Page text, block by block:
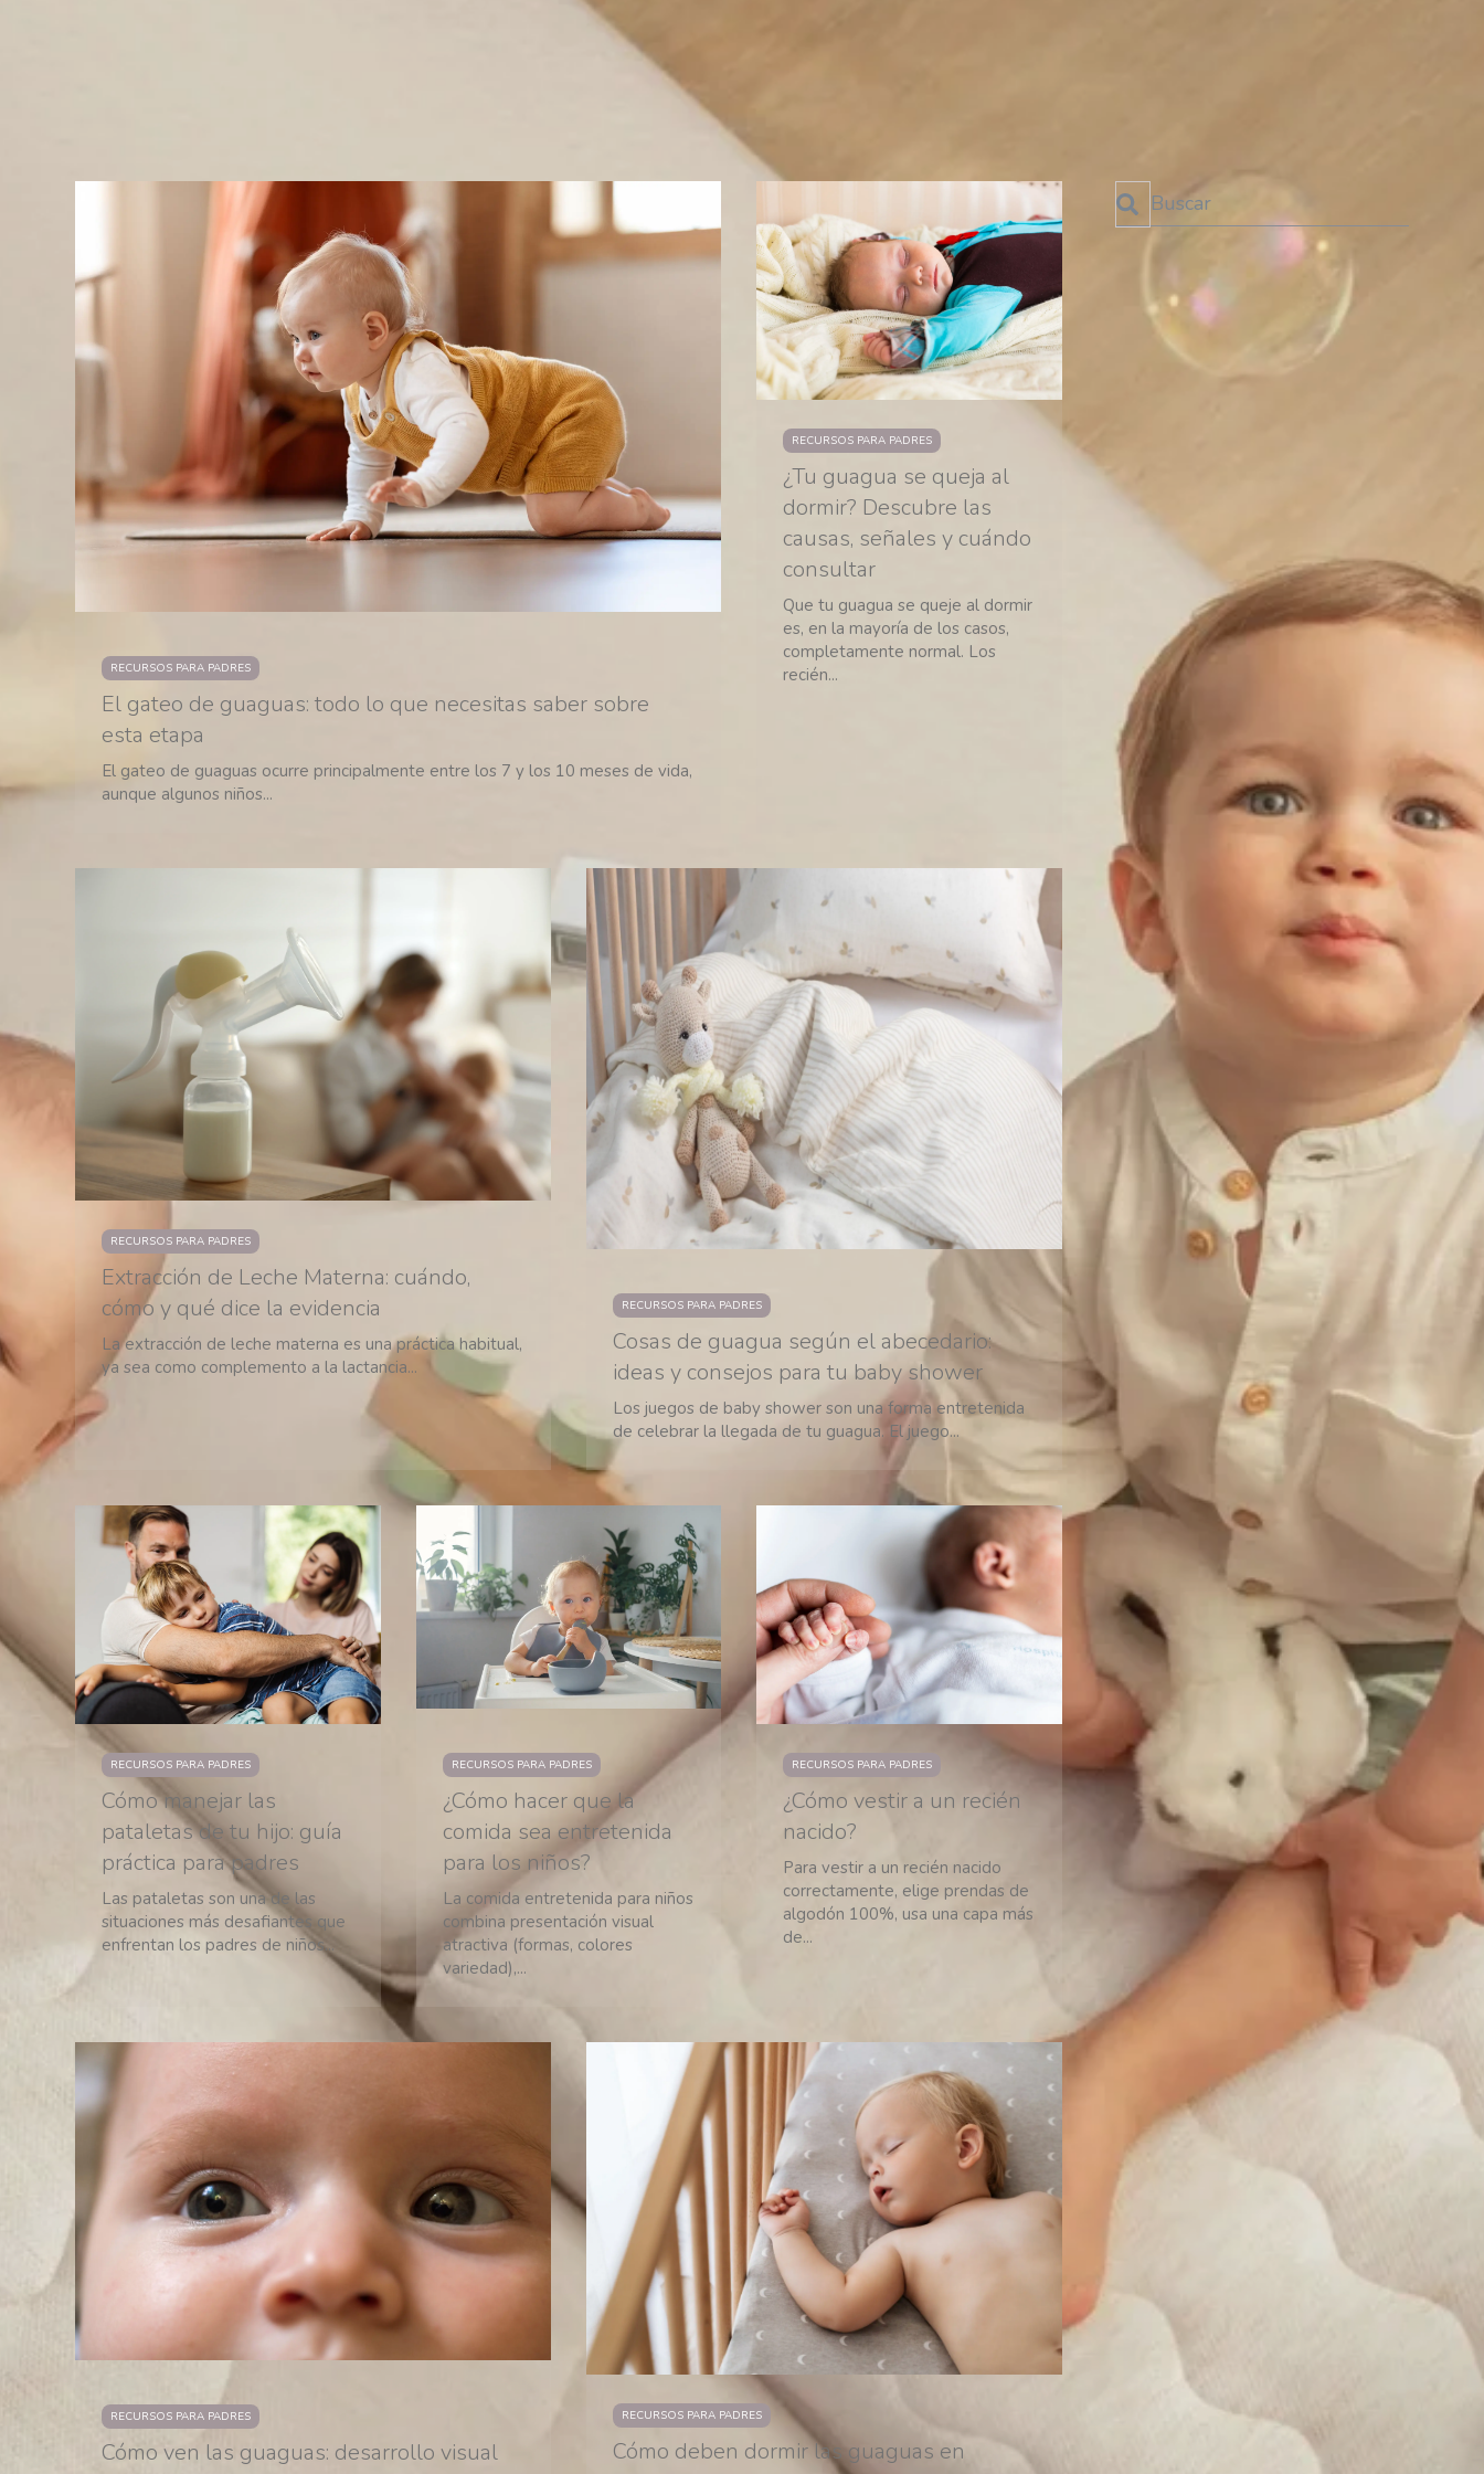
El gateo de guaguas: todo lo que necesitas saber sobre
esta etapa
RECURSOS PARA PADRES
El gateo de guaguas ocurre principalmente entre los 7 y los 10 meses de vida,
aunque algunos niños...
¿Tu guagua se queja al
dormir? Descubre las
causas, señales y cuándo
consultar
RECURSOS PARA PADRES
Que tu guagua se queje al dormir
es, en la mayoría de los casos,
completamente normal. Los
recién...
Extracción de Leche Materna: cuándo,
cómo y qué dice la evidencia
RECURSOS PARA PADRES
La extracción de leche materna es una práctica habitual,
ya sea como complemento a la lactancia...
Cosas de guagua según el abecedario:
ideas y consejos para tu baby shower
RECURSOS PARA PADRES
Los juegos de baby shower son una forma entretenida
de celebrar la llegada de tu guagua. El juego...
Cómo manejar las
pataletas de tu hijo: guía
práctica para padres
RECURSOS PARA PADRES
Las pataletas son una de las
situaciones más desafiantes que
enfrentan los padres de niños...
¿Cómo hacer que la
comida sea entretenida
para los niños?
RECURSOS PARA PADRES
La comida entretenida para niños
combina presentación visual
atractiva (formas, colores
variedad),...
¿Cómo vestir a un recién
nacido?
RECURSOS PARA PADRES
Para vestir a un recién nacido
correctamente, elige prendas de
algodón 100%, usa una capa más
de...
Cómo ven las guaguas: desarrollo visual
RECURSOS PARA PADRES
Cómo deben dormir las guaguas en
RECURSOS PARA PADRES
Esto es un campo de búsqueda con una función de
No hay sugerencias porque el campo de
SUSCRÍBETE AL BLOG
¡No te pierdas las últimas
Categorías
Cuidados y salud infantil
Recursos para padres
Embarazo y parto
Juegos, actividades y
aprendizaje
Celebraciones(8)
Decoración(8)
(3)